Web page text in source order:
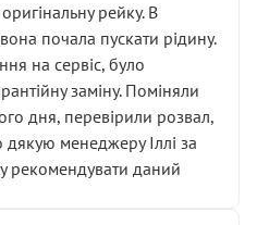
рейку. В
почала пускати рідину.
на сервіс, було
заміну. Поміняли
дня, перевірили розвал,
менеджеру Іллі за
рекомендувати даний